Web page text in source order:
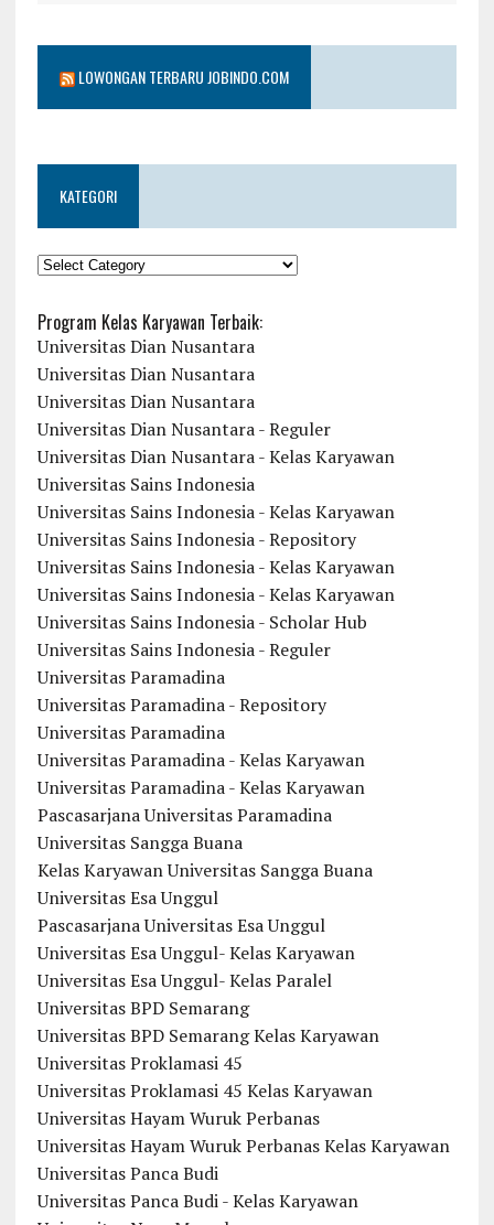
LOWONGAN TERBARU JOBINDO.COM
KATEGORI
KATEGORI
Program Kelas Karyawan Terbaik:
Universitas Dian Nusantara
Universitas Dian Nusantara
Universitas Dian Nusantara
Universitas Dian Nusantara - Reguler
Universitas Dian Nusantara - Kelas Karyawan
Universitas Sains Indonesia
Universitas Sains Indonesia - Kelas Karyawan
Universitas Sains Indonesia - Repository
Universitas Sains Indonesia - Kelas Karyawan
Universitas Sains Indonesia - Kelas Karyawan
Universitas Sains Indonesia - Scholar Hub
Universitas Sains Indonesia - Reguler
Universitas Paramadina
Universitas Paramadina - Repository
Universitas Paramadina
Universitas Paramadina - Kelas Karyawan
Universitas Paramadina - Kelas Karyawan
Pascasarjana Universitas Paramadina
Universitas Sangga Buana
Kelas Karyawan Universitas Sangga Buana
Universitas Esa Unggul
Pascasarjana Universitas Esa Unggul
Universitas Esa Unggul- Kelas Karyawan
Universitas Esa Unggul- Kelas Paralel
Universitas BPD Semarang
Universitas BPD Semarang Kelas Karyawan
Universitas Proklamasi 45
Universitas Proklamasi 45 Kelas Karyawan
Universitas Hayam Wuruk Perbanas
Universitas Hayam Wuruk Perbanas Kelas Karyawan
Universitas Panca Budi
Universitas Panca Budi - Kelas Karyawan